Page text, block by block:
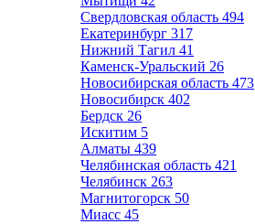
Свердловская область 494
Екатеринбург 317
Нижний Тагил 41
Каменск-Уральский 26
Новосибирская область 473
Новосибирск 402
Бердск 26
Искитим 5
Алматы 439
Челябинская область 421
Челябинск 263
Магнитогорск 50
Миасс 45